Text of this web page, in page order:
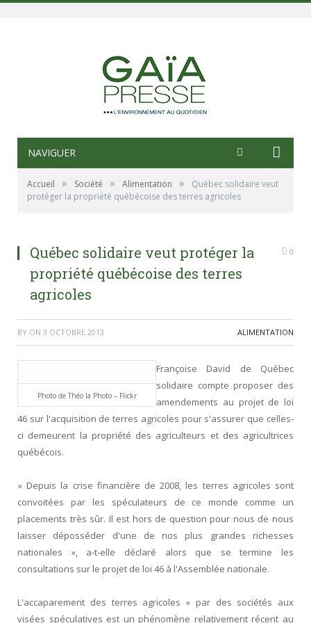
NAVIGUER
Accueil » Société » Alimentation »
Québec solidaire veut
protéger la propriété québécoise des terres agricoles
Québec solidaire veut protéger la
propriété québécoise des terres
agricoles
0
BY ON 3 OCTOBRE 2013 ALIMENTATION
Photo de Théo la Photo – Flickr
Françoise David de Québec
solidaire compte proposer des
amendements au projet de loi
46 sur l'acquisition de terres agricoles pour s'assurer que celles-
ci demeurent la propriété des agriculteurs et des agricultrices
québécois.
« Depuis la crise financière de 2008, les terres agricoles sont
convoitées par les spéculateurs de ce monde comme un
placements très sûr. Il est hors de question pour nous de nous
laisser déposséder d'une de nos plus grandes richesses
nationales », a-t-elle déclaré alors que se termine les
consultations sur le projet de loi 46 à l'Assemblée nationale.
L'accaparement des terres agricoles » par des sociétés aux
visées spéculatives est un phénomène relativement récent au